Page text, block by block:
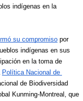
indígenas en la
su compromiso por
indígenas en sus
en la toma de
Política Nacional de
de Biodiversidad
Kunming-Montreal, que